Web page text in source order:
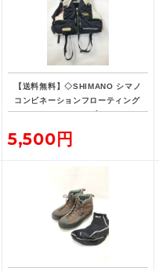
【送料無料】◇SHIMANO シマノ
コンビネーションフローティング
ベスト・リミテッドプロ VE-190
5,500円